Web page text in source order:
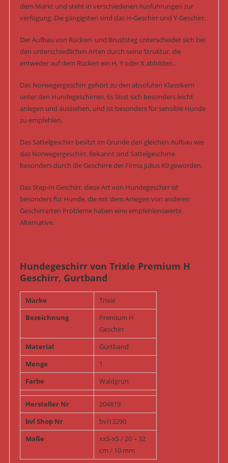
dem Markt und steht in verschiedenen Ausführungen zur
verfügung. Die gängigsten sind das H-Geschirr und Y-Geschirr.
Der Aufbau von Rücken- und Bruststeg unterscheidet sich bei
den unterschiedlichen Arten durch seine Struktur, die
entweder auf dem Rücken ein H, Y oder X abbilden..
Das Norwegergeschirr gehört zu den absoluten Klassikern
unter den Hundegeschirren. Es lässt sich besonders leicht
anlegen und ausziehen, und ist besonders für sensible Hunde
zu empfehlen.
Das Sattelgeschirr besitzt im Grunde den gleichen Aufbau wie
das Norwegergeschirr. Bekannt sind Sattelgeschirre
besonders durch die Geschirre der Firma Julius K9 geworden.
Das Step-In Geschirr, diese Art von Hundegeschirr ist
besonders für Hunde, die mit dem Anlegen von anderen
Geschirrarten Probleme haben eine empfehlenswerte
Alternative.
Hundegeschirr von Trixie Premium H
Geschirr, Gurtband
Marke
Trixie
Bezeichnung
Premium H
Geschirr
Material
Gurtband
Menge
1
Farbe
Waldgrün
Hersteller Nr
204819
bvl Shop Nr
bvl13290
Maße
xxS-xS / 20 – 32
cm / 10 mm